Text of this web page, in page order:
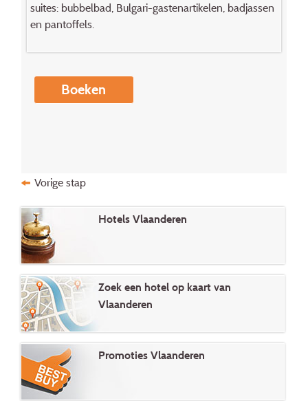
suites: bubbelbad, Bulgari-gastenartikelen, badjassen
en pantoffels.
Boeken
Vorige stap
Hotels Vlaanderen
Zoek een hotel op kaart van
Vlaanderen
Promoties Vlaanderen